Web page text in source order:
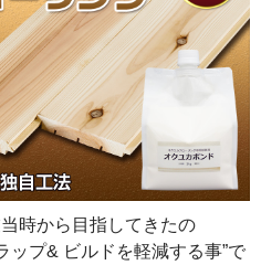
時から目指してきたの
ップ& ビルドを軽減する事”で